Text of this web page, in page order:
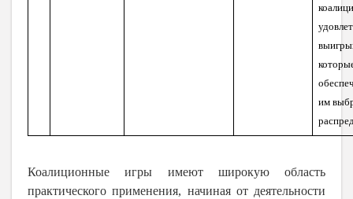
им
Коалиционные игры имеют широкую область
практического применения, начиная от деятельности